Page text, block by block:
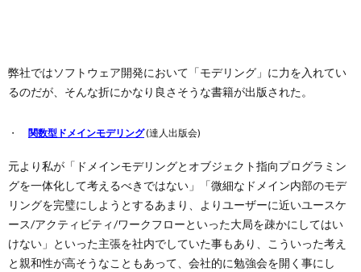
弊社ではソフトウェア開発において「モデリング」に力を入れてい
るのだが、そんな折にかなり良さそうな書籍が出版された。
関数型ドメインモデリング(達人出版会)
元より私が「ドメインモデリングとオブジェクト指向プログラミン
グを一体化して考えるべきではない」「微細なドメイン内部のモデ
リングを完璧にしようとするあまり、よりユーザーに近いユースケ
ース/アクティビティ/ワークフローといった大局を疎かにしてはい
けない」といった主張を社内でしていた事もあり、こういった考え
と親和性が高そうなこともあって、会社的に勉強会を開く事にし